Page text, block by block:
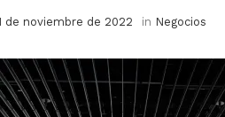
de noviembre de 2022 in Negocios